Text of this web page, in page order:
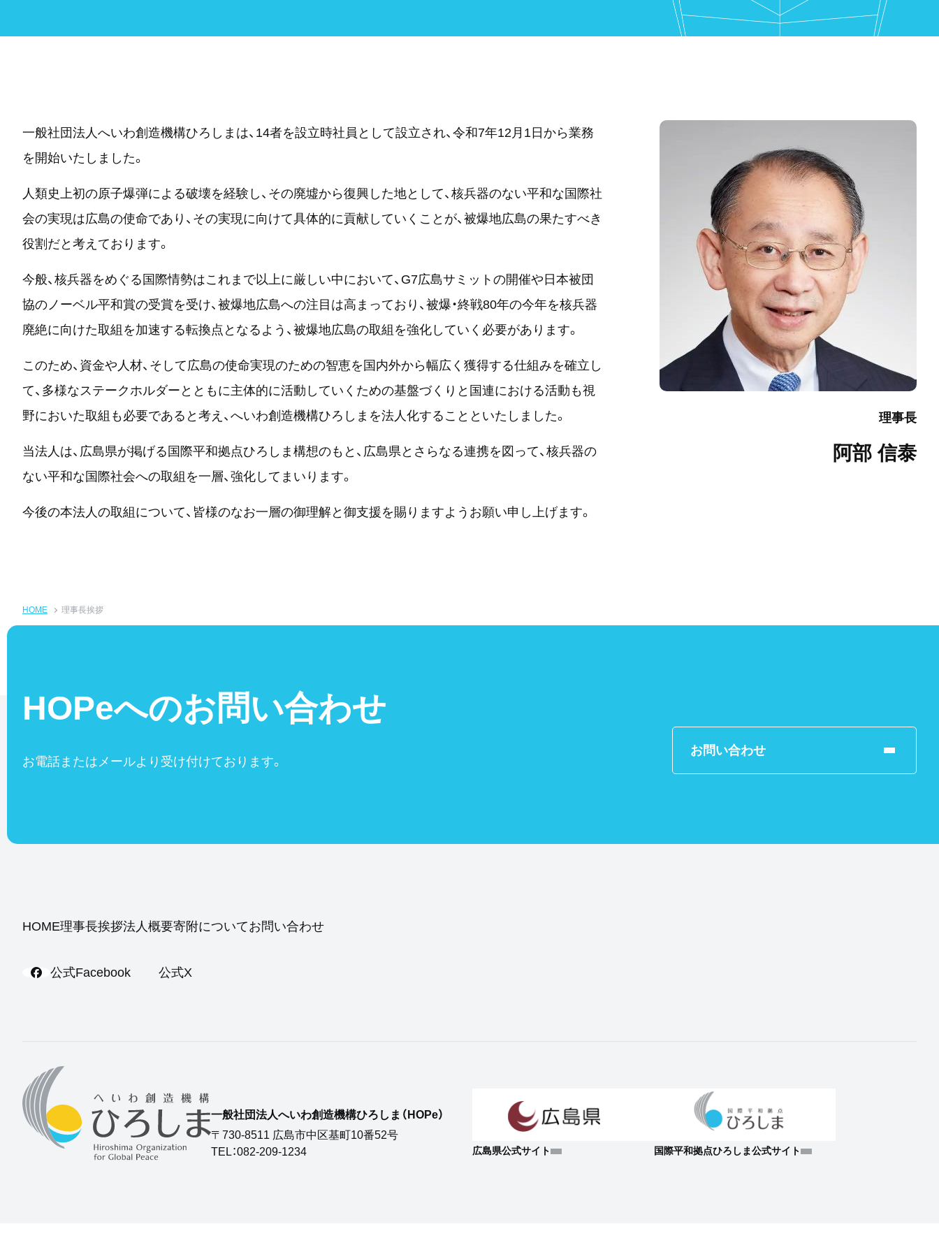
理事長
阿部 信泰
一般社団法人へいわ創造機構ひろしまは、14者を設立時社員として設立され、令和7年12月1日から業務
を開始いたしました。
人類史上初の原子爆弾による破壊を経験し、その廃墟から復興した地として、核兵器のない平和な国際社
会の実現は広島の使命であり、その実現に向けて具体的に貢献していくことが、被爆地広島の果たすべき
役割だと考えております。
今般、核兵器をめぐる国際情勢はこれまで以上に厳しい中において、G7広島サミットの開催や日本被団
協のノーベル平和賞の受賞を受け、被爆地広島への注目は高まっており、被爆・終戦80年の今年を核兵器
廃絶に向けた取組を加速する転換点となるよう、被爆地広島の取組を強化していく必要があります。
このため、資金や人材、そして広島の使命実現のための智恵を国内外から幅広く獲得する仕組みを確立し
て、多様なステークホルダーとともに主体的に活動していくための基盤づくりと国連における活動も視
野においた取組も必要であると考え、へいわ創造機構ひろしまを法人化することといたしました。
当法人は、広島県が掲げる国際平和拠点ひろしま構想のもと、広島県とさらなる連携を図って、核兵器の
ない平和な国際社会への取組を一層、強化してまいります。
今後の本法人の取組について、皆様のなお一層の御理解と御支援を賜りますようお願い申し上げます。
HOME 理事長挨拶
HOPeへのお問い合わせ
お電話またはメールより受け付けております。
お問い合わせ
HOME理事長挨拶法人概要寄附についてお問い合わせ
公式Facebook 公式X
一般社団法人へいわ創造機構ひろしま（HOPe）
〒730-8511 広島市中区基町10番52号
TEL：082-209-1234
広島県公式サイト 国際平和拠点ひろしま公式サイト